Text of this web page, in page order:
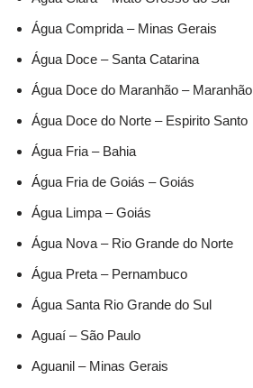
Água Comprida – Minas Gerais
Água Doce – Santa Catarina
Água Doce do Maranhão – Maranhão
Água Doce do Norte – Espirito Santo
Água Fria – Bahia
Água Fria de Goiás – Goiás
Água Limpa – Goiás
Água Nova – Rio Grande do Norte
Água Preta – Pernambuco
Água Santa Rio Grande do Sul
Aguaí – São Paulo
Aguanil – Minas Gerais